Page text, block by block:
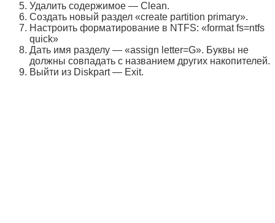
Удалить содержимое — Clean.
Создать новый раздел «create partition primary».
Настроить форматирование в NTFS: «format fs=ntfs
quick»
Дать имя разделу — «assign letter=G». Буквы не
должны совпадать с названием других накопителей.
Выйти из Diskpart— Exit.